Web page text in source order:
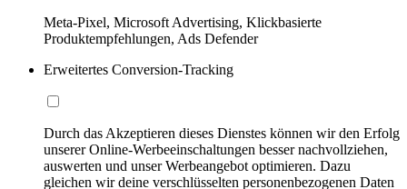
Meta-Pixel, Microsoft Advertising, Klickbasierte
Produktempfehlungen, Ads Defender
Erweitertes Conversion-Tracking
Durch das Akzeptieren dieses Dienstes können wir den Erfolg
unserer Online-Werbeeinschaltungen besser nachvollziehen,
auswerten und unser Werbeangebot optimieren. Dazu
gleichen wir deine verschlüsselten personenbezogenen Daten